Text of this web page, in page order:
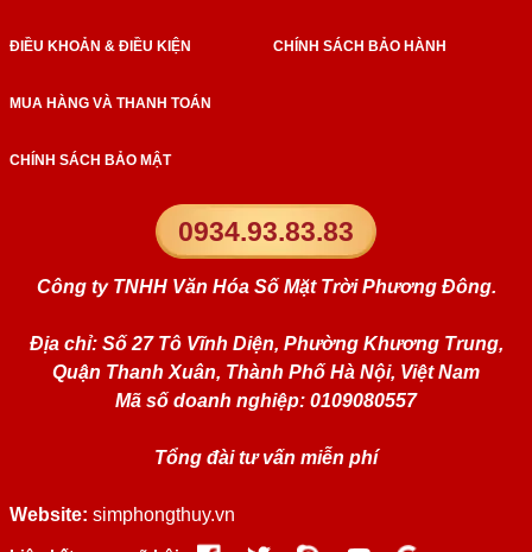
Website: simphongthuy.vn
0934.93.83.83
Công ty TNHH Văn Hóa Số Mặt Trời Phương Đông.
Địa chỉ: Số 27 Tô Vĩnh Diện, Phường Khương Trung,
Quận Thanh Xuân, Thành Phố Hà Nội, Việt Nam
Mã số doanh nghiệp: 0109080557
Tổng đài tư vấn miễn phí
ĐIỀU KHOẢN & ĐIỀU KIỆN
MUA HÀNG VÀ THANH TOÁN
CHÍNH SÁCH BẢO MẬT
CHÍNH SÁCH BẢO HÀNH